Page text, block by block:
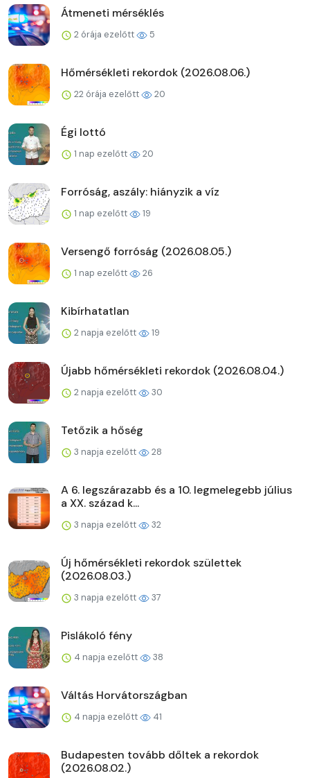
Átmeneti mérséklés
2 órája ezelőtt 5
Hőmérsékleti rekordok (2026.08.06.)
22 órája ezelőtt 20
Égi lottó
1 nap ezelőtt 20
Forróság, aszály: hiányzik a víz
1 nap ezelőtt 19
Versengő forróság (2026.08.05.)
1 nap ezelőtt 26
Kibírhatatlan
2 napja ezelőtt 19
Újabb hőmérsékleti rekordok (2026.08.04.)
2 napja ezelőtt 30
Tetőzik a hőség
3 napja ezelőtt 28
A 6. legszárazabb és a 10. legmelegebb július
a XX. század k...
3 napja ezelőtt 32
Új hőmérsékleti rekordok születtek
(2026.08.03.)
3 napja ezelőtt 37
Pislákoló fény
4 napja ezelőtt 38
Váltás Horvátországban
4 napja ezelőtt 41
Budapesten tovább dőltek a rekordok
(2026.08.02.)